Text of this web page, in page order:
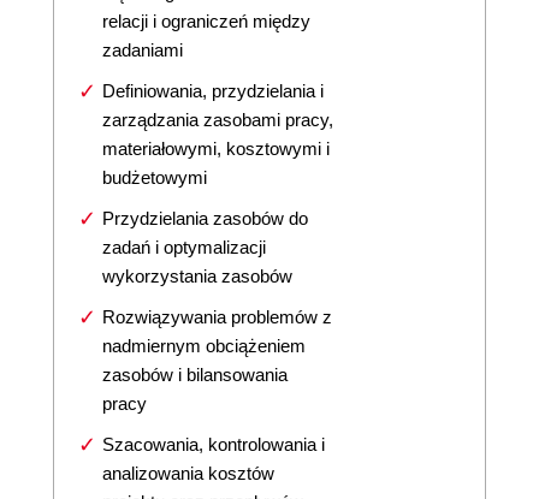
relacji i ograniczeń między
zadaniami
Definiowania, przydzielania i
zarządzania zasobami pracy,
materiałowymi, kosztowymi i
budżetowymi
Przydzielania zasobów do
zadań i optymalizacji
wykorzystania zasobów
Rozwiązywania problemów z
nadmiernym obciążeniem
zasobów i bilansowania
pracy
Szacowania, kontrolowania i
analizowania kosztów